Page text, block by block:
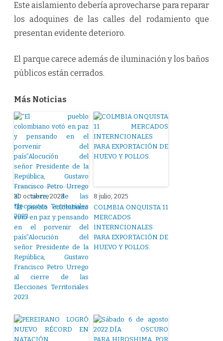
Este aislamiento debería aprovecharse para reparar
los adoquines de las calles del rodamiento que
presentan evidente deterioro.
El parque carece además de iluminación y los baños
públicos están cerrados.
Más Noticias
30 octubre, 2023
“El pueblo colombiano
votó en paz y pensando
en el porvenir del
país”Alocución del
señor Presidente de la
República, Gustavo
Francisco Petro Urrego
al cierre de las
Elecciones Territoriales
2023.
8 julio, 2025
COLMBIA ONQUISTA 11
MERCADOS
INTERNCIONALES
PARA EXPORTACIÓN DE
HUEVO Y POLLOS.